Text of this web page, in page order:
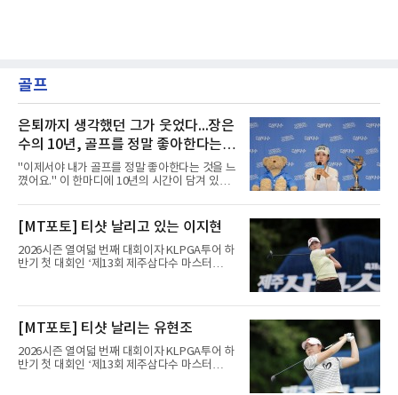
골프
은퇴까지 생각했던 그가 웃었다...장은
수의 10년, 골프를 정말 좋아한다는
걸 느꼈다
"이제서야 내가 골프를 정말 좋아한다는 것을 느
꼈어요." 이 한마디에 10년의 시간이 담겨 있었
인왕 장은수가 9일 끝난 제주삼다수 마스터스에
서 정상에 올랐다.출발은 화려했다. 상비군과 국
가대표를 거쳐 투어에 입성한 장은수는 데뷔 첫
해 우승은 없었지만 생애 한 번뿐인 신인상을 받
았다.그러나 이후가 길고 험했다. 한동안 우승을
전권을 잃는 등 두 투어를 오가는 일이 반복됐다.
[MT포토] 티샷 날리고 있는 이지현
2026시즌 열여덟 번째 대회이자 KLPGA투어 하
반기 첫 대회인 ‘제13회 제주삼다수 마스터
트(파72/6,767야드)에서 열리고 있다.9일 현재
홀에서 경기하고 있다.
[MT포토] 티샷 날리는 유현조
2026시즌 열여덟 번째 대회이자 KLPGA투어 하
반기 첫 대회인 ‘제13회 제주삼다수 마스터